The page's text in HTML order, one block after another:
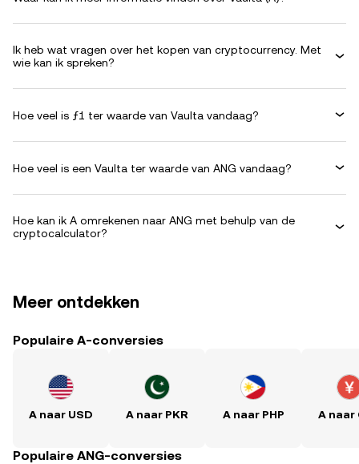
Ik heb wat vragen over het kopen van cryptocurrency. Met
wie kan ik spreken?
Hoe veel is ƒ1 ter waarde van Vaulta vandaag?
Hoe veel is een Vaulta ter waarde van ANG vandaag?
Hoe kan ik A omrekenen naar ANG met behulp van de
cryptocalculator?
Meer ontdekken
Populaire A-conversies
A naar USD A naar PKR A naar PHP A naar
Populaire ANG-conversies